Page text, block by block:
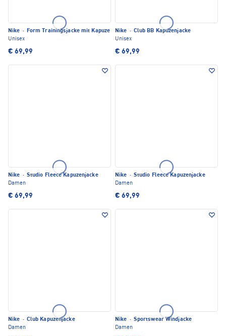
Nike · Form Trainingsjacke mit Kapuze
Unisex
€ 69,99
Nike · Club BB Kapuzenjacke
Unisex
€ 69,99
Nike · Studio Fleece Kapuzenjacke
Damen
€ 69,99
Nike · Studio Fleece Kapuzenjacke
Damen
€ 69,99
Nike · Club Kapuzenjacke
Damen
Nike · Sportswear Windjacke
Damen